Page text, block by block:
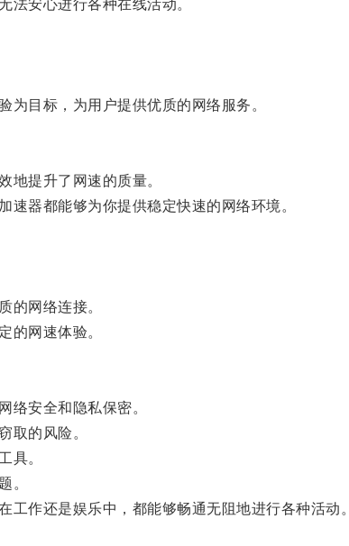
安心进行各种在线活动。
目标，为用户提供优质的网络服务。
提升了网速的质量。
器都能够为你提供稳定快速的网络环境。
网络连接。
网速体验。
安全和隐私保密。
的风险。
具。
。
作还是娱乐中，都能够畅通无阻地进行各种活动。